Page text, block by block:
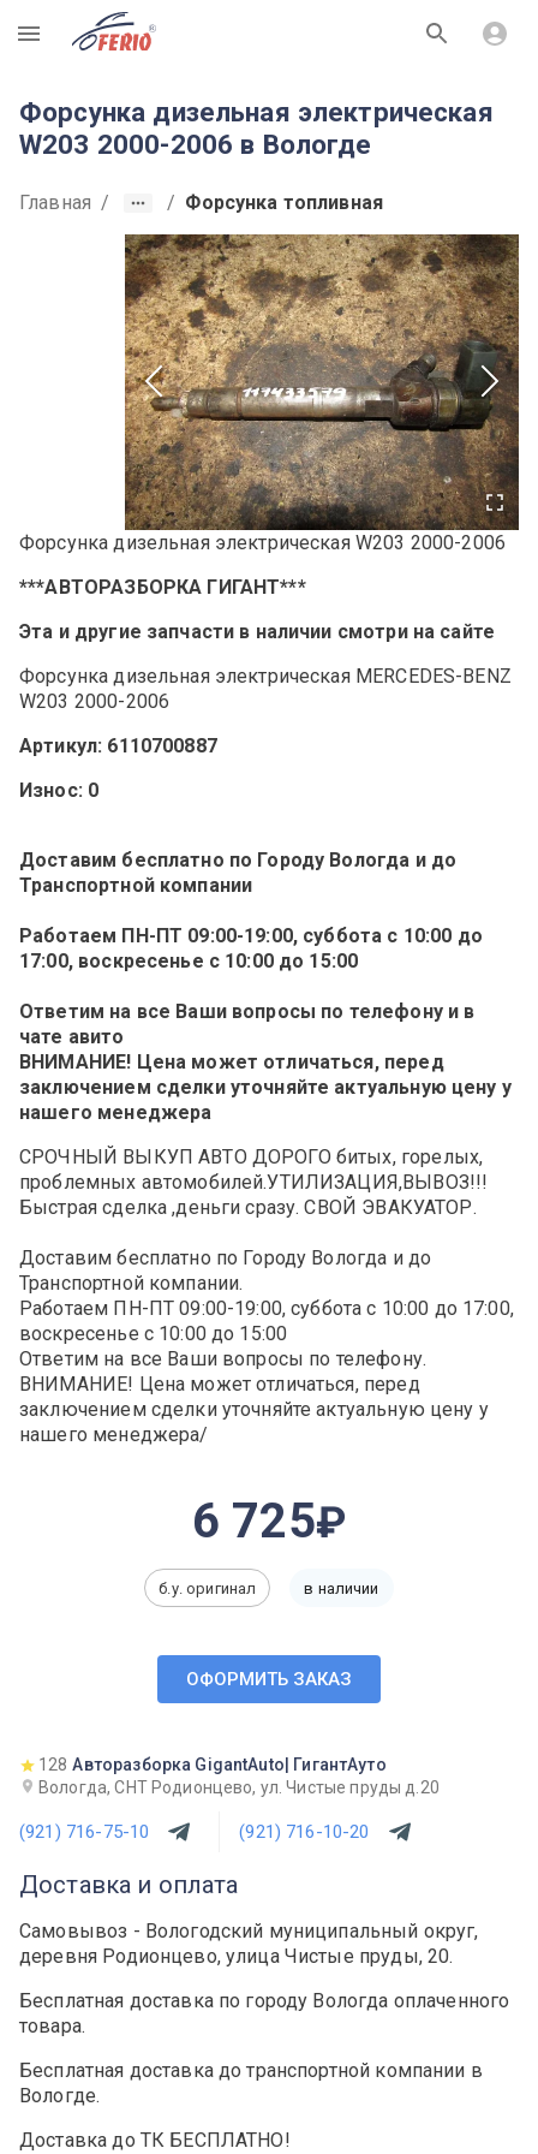
R
Форсунка дизельная электрическая
W203 2000-2006 в Вологде
Главная / / Форсунка топливная
Форсунка дизельная электрическая W203 2000-2006
***АВТОРАЗБОРКА ГИГАНТ***
Эта и другие запчасти в наличии смотри на сайте
Форсунка дизельная электрическая MERCEDES-BENZ
W203 2000-2006
Артикул: 6110700887
Износ: 0
Доставим бесплатно по Городу Вологда и до
Транспортной компании
Работаем ПН-ПТ 09:00-19:00, суббота с 10:00 до
17:00, воскресенье c 10:00 до 15:00
Ответим на все Ваши вопросы по телефону и в
чате авито
ВНИМАНИЕ! Цена может отличаться, перед
заключением сделки уточняйте актуальную цену у
нашего менеджера
СРОЧНЫЙ ВЫКУП АВТО ДОРОГО битых, горелых,
проблемных автомобилей.УТИЛИЗАЦИЯ,ВЫВОЗ!!!
Быстрая сделка ,деньги сразу. СВОЙ ЭВАКУАТОР.
Доставим бесплатно по Городу Вологда и до
Транспортной компании.
Работаем ПН-ПТ 09:00-19:00, суббота с 10:00 до 17:00,
воскресенье c 10:00 до 15:00
Ответим на все Ваши вопросы по телефону.
ВНИМАНИЕ! Цена может отличаться, перед
заключением сделки уточняйте актуальную цену у
нашего менеджера/
6 725
б.у. оригинал в наличии
ОФОРМИТЬ ЗАКАЗ
128 Авторазборка GigantAuto| ГигантАуто
Вологда, СНТ Родионцево, ул. Чистые пруды д.20
(921) 716-75-10 (921) 716-10-20
Доставка и оплата
Самовывоз - Вологодский муниципальный округ,
деревня Родионцево, улица Чистые пруды, 20.
Бесплатная доставка по городу Вологда оплаченного
товара.
Бесплатная доставка до транспортной компании в
Вологде.
Доставка до ТК БЕСПЛАТНО!